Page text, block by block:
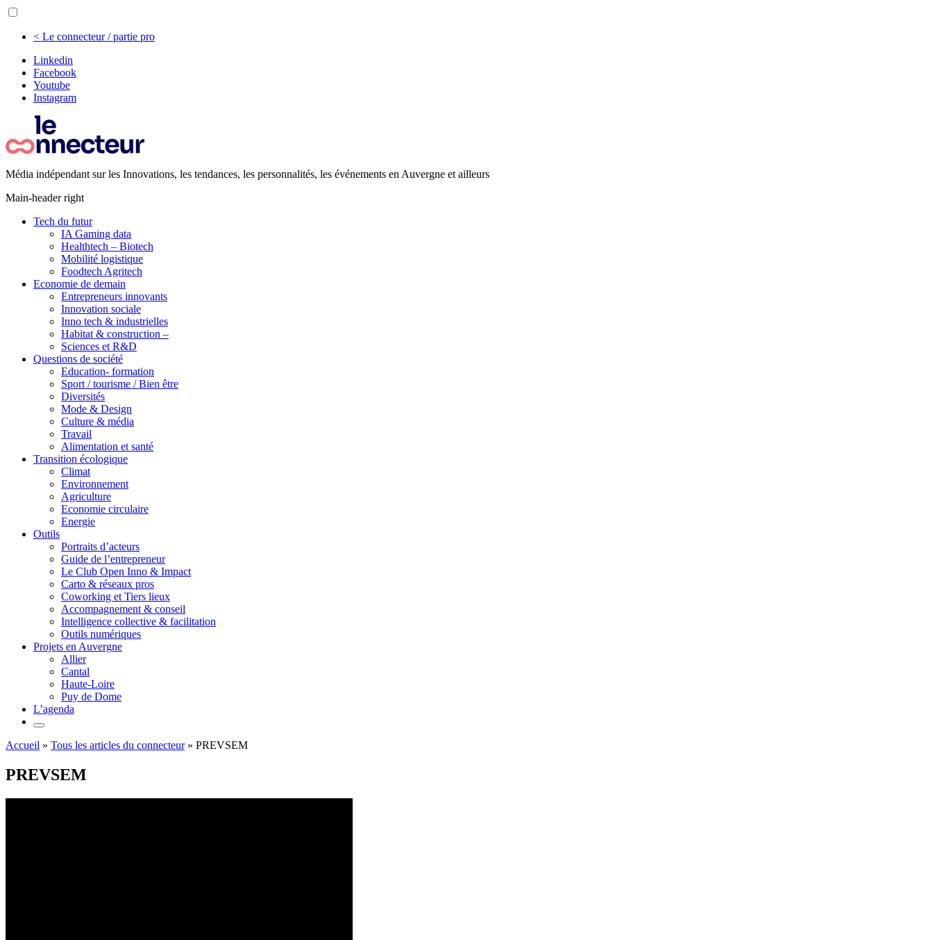
< Le connecteur / partie pro
Linkedin
Facebook
Youtube
Instagram
Média indépendant sur les Innovations, les tendances, les personnalités, les événements en Auvergne et ailleurs
Main-header right
Tech du futur
IA Gaming data
Healthtech – Biotech
Mobilité logistique
Foodtech Agritech
Economie de demain
Entrepreneurs innovants
Innovation sociale
Inno tech & industrielles
Habitat & construction –
Sciences et R&D
Questions de société
Education- formation
Sport / tourisme / Bien être
Diversités
Mode & Design
Culture & média
Travail
Alimentation et santé
Transition écologique
Climat
Environnement
Agriculture
Economie circulaire
Energie
Outils
Portraits d’acteurs
Guide de l’entrepreneur
Le Club Open Inno & Impact
Carto & réseaux pros
Coworking et Tiers lieux
Accompagnement & conseil
Intelligence collective & facilitation
Outils numériques
Projets en Auvergne
Allier
Cantal
Haute-Loire
Puy de Dome
L’agenda
Accueil » Tous les articles du connecteur» PREVSEM
PREVSEM